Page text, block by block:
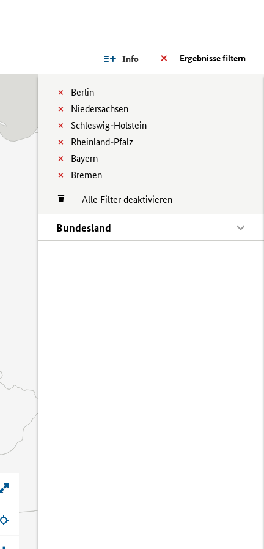
Ergebnisse filtern
Info
Berlin
Niedersachsen
Schleswig-Holstein
Rheinland-Pfalz
Bayern
Bremen
Alle Filter deaktivieren
Bundesland